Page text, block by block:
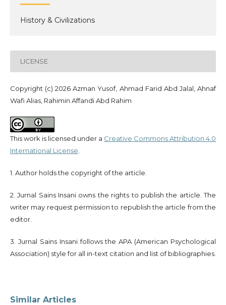
History & Civilizations
LICENSE
Copyright (c) 2026 Azman Yusof, Ahmad Farid Abd Jalal, Ahnaf
Wafi Alias, Rahimin Affandi Abd Rahim
This work is licensed under a Creative Commons Attribution 4.0
International License
1. Author holds the copyright of the article.
2. Jurnal Sains Insani owns the rights to publish the article. The
writer may request permission to republish the article from the
editor.
3. Jurnal Sains Insani follows the APA (American Psychological
Association) style for all in-text citation and list of bibliographies.
Similar Articles